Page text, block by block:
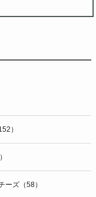
）
ーズ（58）